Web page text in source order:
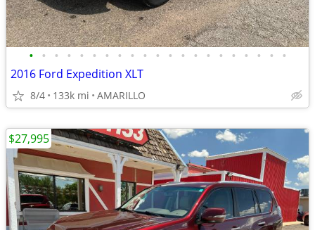
• • • • • • • • • • • • • • • • • • • • •
2016 Ford Expedition XLT
8/4 133k mi AMARILLO
$27,995